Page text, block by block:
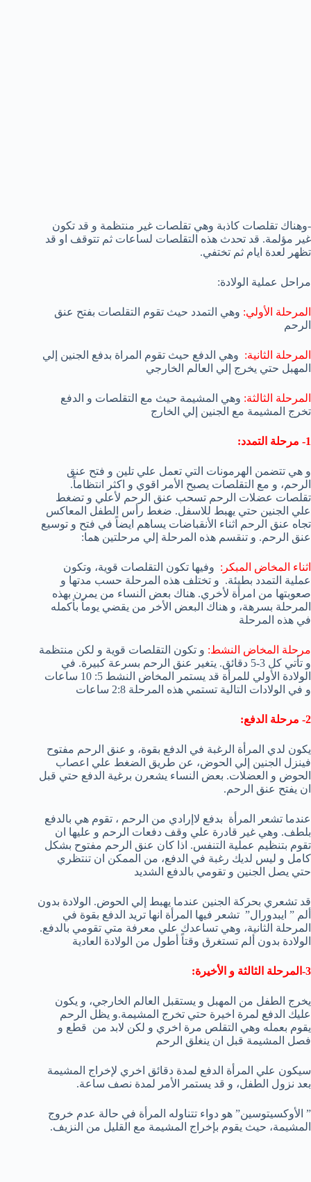
-وهناك تقلصات كاذبة وهي تقلصات غير منتظمة و قد تكون
غير مؤلمة. قد تحدث هذه التقلصات لساعات ثم تتوقف او قد
تظهر لعدة ايام ثم تختفي.
مراحل عملية الولادة:
المرحلة الأولي: وهي التمدد حيث تقوم التقلصات بفتح عنق
الرحم
المرحلة الثانية: وهي الدفع حيث تقوم المراة بدفع الجنين إلي
المهبل حتي يخرج إلي العالم الخارجي
المرحلة الثالثة: وهي المشيمة حيث مع التقلصات و الدفع
تخرج المشيمة مع الجنين إلي الخارج
1- مرحلة التمدد:
و هي تتضمن الهرمونات التي تعمل علي تلين و فتح عنق
الرحم، و مع التقلصات يصبح الأمر اقوي و اكثر انتظاماً.
تقلصات عضلات الرحم تسحب عنق الرحم لأعلي و تضغط
علي الجنين حتي يهبط للاسفل. ضغط رأس الطفل المعاكس
تجاه عنق الرحم اثناء الأنقباضات يساهم ايضاً في فتح و توسيع
عنق الرحم. و تنقسم هذه المرحلة إلي مرحلتين هما:
اثناء المخاض المبكر: وفيها تكون التقلصات قوية، وتكون
عملية التمدد بطيئة. و تختلف هذه المرحلة حسب مدتها و
صعوبتها من امرأة لأخري. هناك بعض النساء من يمرن بهذه
المرحلة بسرهة، و هناك البعض الأخر من يقضي يوماً بأكمله
في هذه المرحلة
مرحلة المخاض النشط: و تكون التقلصات قوية و لكن منتظمة
و تأتي كل 3-5 دقائق. يتغير عنق الرحم بسرعة كبيرة. في
الولادة الأولي للمرأة قد يستمر المخاض النشط 5: 10 ساعات
و في الولادات التالية تستمي هذه المرحلة 2:8 ساعات
2- مرحلة الدفع:
يكون لدي المرأة الرغبة في الدفع بقوة، و عنق الرحم مفتوح
فينزل الجنين إلي الحوض، عن طريق الضغط علي اعصاب
الحوض و العضلات. بعض النساء يشعرن برغية الدفع حتي قبل
ان يفتح عنق الرحم.
عندما تشعر المرأة بدفع لاإرادي من الرحم ، تقوم هي بالدفع
بلطف. وهي غير قادرة علي وقف دفعات الرحم و عليها ان
تقوم بتنظيم عملية التنفس. اذا كان عنق الرحم مفتوح بشكل
كامل و ليس لديك رغبة في الدفع، من الممكن ان تنتظري
حتي يصل الجنين و تقومي بالدفع الشديد
قد تشعري بحركة الجنين عندما يهبط إلي الحوض. الولادة بدون
ألم ” ايبدورال” تشعر فيها المرأة انها تريد الدفع بقوة في
المرحلة الثانية، وهي تساعدك علي معرفة متي تقومي بالدفع.
الولادة بدون ألم تستغرق وقتاً أطول من الولادة العادية
3-المرحلة الثالثة و الأخيرة:
يخرج الطفل من المهبل و يستقبل العالم الخارجي، و يكون
عليك الدفع لمرة اخيرة حتي تخرج المشيمة.و يظل الرحم
يقوم بعمله وهي التقلص مرة اخري و لكن لابد من قطع و
فصل المشيمة قبل ان ينغلق الرحم
سيكون علي المرأة الدفع لمدة دقائق اخري لإخراج المشيمة
بعد نزول الطفل، و قد يستمر الأمر لمدة نصف ساعة.
” الأوكسيتوسين” هو دواء تتناوله المرأة في حالة عدم خروج
المشيمة، حيث يقوم بإخراج المشيمة مع القليل من النزيف.